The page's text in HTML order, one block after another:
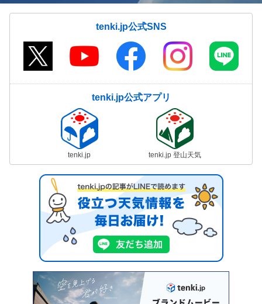
tenki.jp公式SNS
tenki.jp公式アプリ
tenki.jp tenki.jp 登山天気